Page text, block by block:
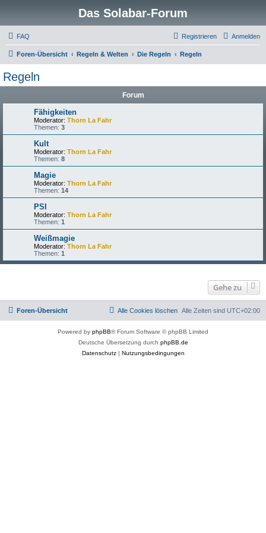
Das Solabar-Forum
FAQ Anmelden
Registrieren
Foren-Übersicht Regeln & Welten Die Regeln Regeln
Regeln
Forum
Fähigkeiten
Moderator: Thorn La Fahr
Themen: 3
Kult
Moderator: Thorn La Fahr
Themen: 8
Magie
Moderator: Thorn La Fahr
Themen: 14
PSI
Moderator: Thorn La Fahr
Themen: 1
Weißmagie
Moderator: Thorn La Fahr
Themen: 1
Gehe zu
Foren-Übersicht Alle Zeiten sind UTC+02:00
Alle Cookies löschen
Powered by phpBB® Forum Software © phpBB Limited
Deutsche Übersetzung durch phpBB.de
Datenschutz| Nutzungsbedingungen